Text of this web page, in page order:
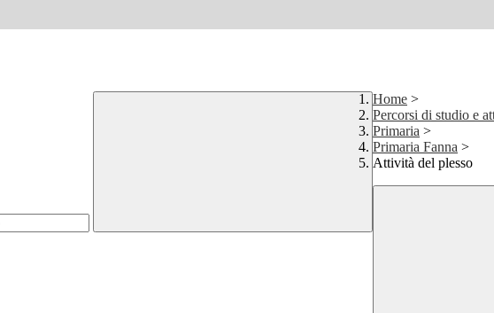
Home >
Percorsi di studio e
Primaria >
Primaria Fanna >
Attività del plesso